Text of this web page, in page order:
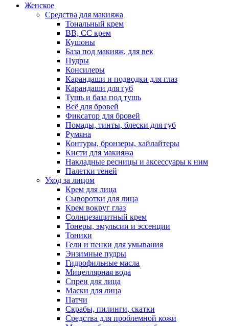
Женское
Средства для макияжа
Тональный крем
BB, CC крем
Кушоны
База под макияж, для век
Пудры
Консилеры
Карандаши и подводки для глаз
Карандаши для губ
Тушь и база под тушь
Всё для бровей
Фиксатор для бровей
Помады, тинты, блески для губ
Румяна
Контуры, бронзеры, хайлайтеры
Кисти для макияжа
Накладные ресницы и аксессуары к ним
Палетки теней
Уход за лицом
Крем для лица
Сыворотки для лица
Крем вокруг глаз
Солнцезащитный крем
Тонеры, эмульсии и эссенции
Тоники
Гели и пенки для умывания
Энзимные пудры
Гидрофильные масла
Мицеллярная вода
Спреи для лица
Маски для лица
Патчи
Скрабы, пилинги, скатки
Средства для проблемной кожи